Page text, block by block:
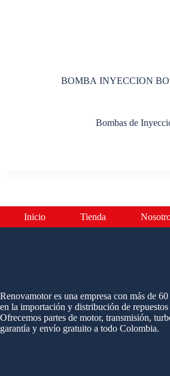
BOMBA INYECCION
Bombas de
Inicio Tienda
Renovamotor es una empresa con más de
en la importación y distribución de repuestos
Ofrecemos partes de motor, transmisión,
garantía y envío gratuito a todo Colombia.